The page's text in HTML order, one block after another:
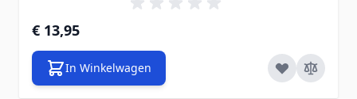
€ 13,95
In Winkelwagen